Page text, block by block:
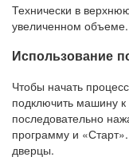
Технически в
увеличенном объеме.
Использование
Чтобы начать
подключить машину к
последовательно
программу и
дверцы.